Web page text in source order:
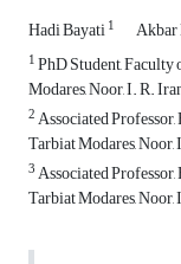
Hadi Bayati1
1PhD Student,
Modares, Noor, I. R.
2Associated
Tarbiat Modares,
3Associated
Tarbiat Modares,